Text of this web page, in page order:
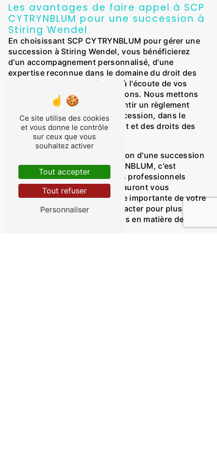
Les avantages de faire appel à SCP
CYTRYNBLUM pour une succession à
Stiring Wendel
En choisissant SCP CYTRYNBLUM pour gérer une
succession à Stiring Wendel, vous bénéficierez
d'un accompagnement personnalisé, d'une
expertise reconnue dans le domaine du droit des
successions, et d'une équipe à l'écoute de vos
besoins et de vos préoccupations. Nous mettons
tout en œuvre pour vous garantir un règlement
efficace et équitable de la succession, dans le
respect de la volonté du défunt et des droits des
héritiers.
En conclusion, confier la gestion d'une succession
à Stiring Wendel à SCP CYTRYNBLUM, c'est
s'assurer d'être épaulé par des professionnels
compétents et dévoués, qui sauront vous
accompagner dans cette étape importante de votre
vie. N'hésitez pas à nous contacter pour plus
d'informations sur nos services en matière de
Ce site utilise des cookies
et vous donne le contrôle
sur ceux que vous
souhaitez activer
Tout accepter
Tout refuser
Personnaliser